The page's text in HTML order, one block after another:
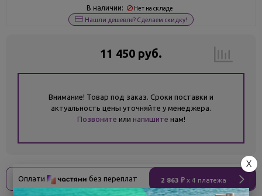
В наличии: Нет на складе
Нашли дешевле? Сделаем скидку!
11 450 руб.
Внимание! Товар под заказ. Сроки поставки и
актуальность цены уточняйте у менеджера.
Позвоните или напишите нам!
Оплати без переплат 2 863 ₽ x 4 платежа
X